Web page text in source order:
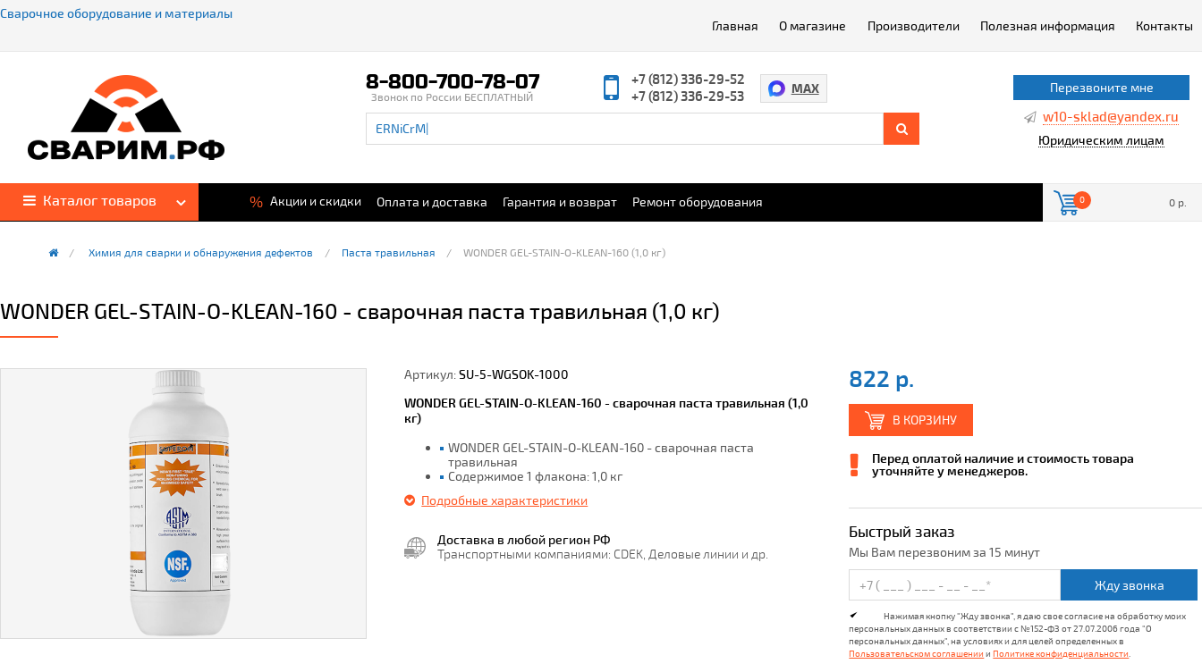
Сварочное оборудование и материалы
Главная
О магазине Производители Полезная информация Контакты
8-800-700-78-07
Звонок по России БЕСПЛАТНЫЙ
+7 (812) 336-29-52
+7 (812) 336-29-53
MAX Перезвоните мне
w10-sklad@yandex.ru
Юридическим лицам
Каталог товаров % Акции и скидки Оплата и доставка Гарантия и возврат Ремонт оборудования 0 0 р.
Химия для сварки и обнаружения дефектов Паста травильная WONDER GEL-STAIN-O-KLEAN-160 (1,0 кг)
WONDER GEL-STAIN-O-KLEAN-160 - сварочная паста травильная (1,0 кг)
822 р.
В КОРЗИНУ
Перед оплатой наличие и стоимость товара
уточняйте у менеджеров.
Быстрый заказ
Мы Вам перезвоним за 15 минут
Жду звонка
Нажимая кнопку "Жду звонка", я даю свое согласие на обработку моих
персональных данных в соответствии с №152-ФЗ от 27.07.2006 года "О
персональных данных", на условиях и для целей определенных в
Пользовательском соглашении иПолитике конфиденциальности
Артикул:SU-5-WGSOK-1000
WONDER GEL-STAIN-O-KLEAN-160 - сварочная паста травильная (1,0
кг)
WONDER GEL-STAIN-O-KLEAN-160 - сварочная паста
травильная
Содержимое 1 флакона: 1,0 кг
Подробные характеристики
Доставка в любой регион РФ
Транспортными компаниями: CDEK, Деловые линии и др.